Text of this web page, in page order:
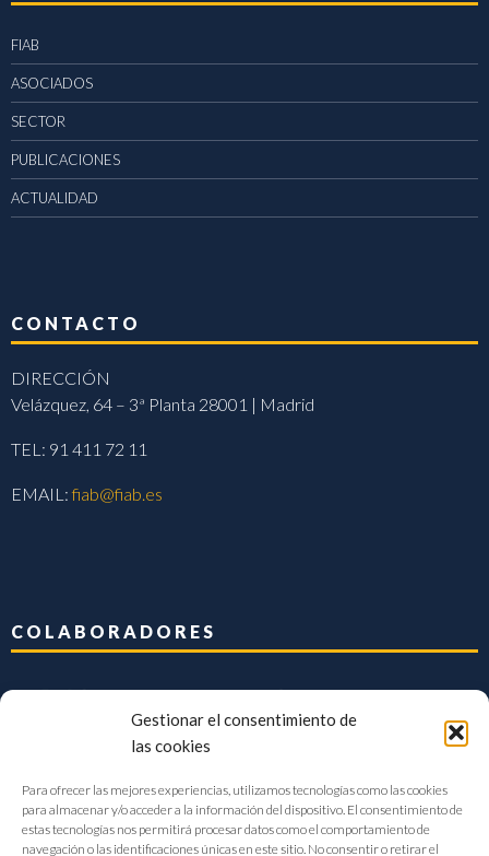
Gestionar el consentimiento de
las cookies
Para ofrecer las mejores experiencias, utilizamos tecnologías como las cookies
para almacenar y/o acceder a la información del dispositivo. El consentimiento de
estas tecnologías nos permitirá procesar datos como el comportamiento de
navegación o las identificaciones únicas en este sitio. No consentir o retirar el
FIAB
ASOCIADOS
SECTOR
PUBLICACIONES
ACTUALIDAD
CONTACTO
DIRECCIÓN
Velázquez, 64 – 3ª Planta 28001 | Madrid
TEL: 91 411 72 11
EMAIL:fiab@fiab.es
COLABORADORES